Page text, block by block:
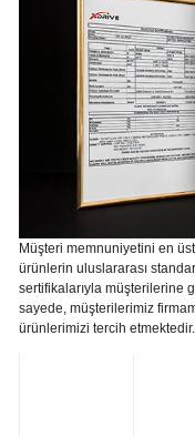
Müşteri memnuniyetini en
ürünlerin uluslararası
sertifikalarıyla müşterilerine
sayede, müşterilerimiz
ürünlerimizi tercih etmektedir.